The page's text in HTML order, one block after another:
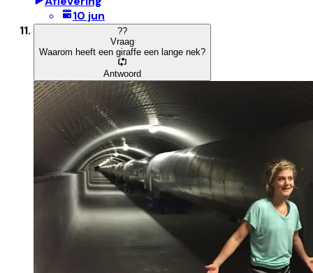
10 jun
??
Vraag
Waarom heeft een giraffe een lange nek?
Antwoord